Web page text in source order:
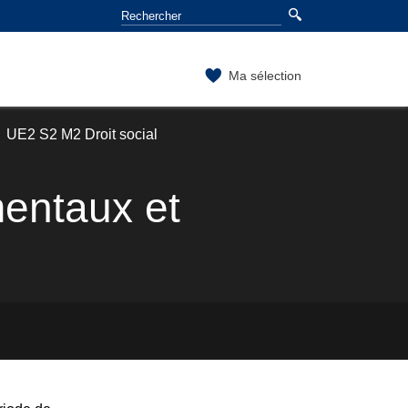
Ma sélection
UE2 S2 M2 Droit social
et